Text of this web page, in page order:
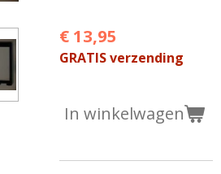
€ 13,95
GRATIS verzending
In winkelwagen